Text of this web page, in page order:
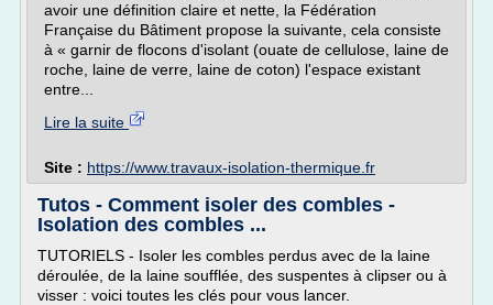
avoir une définition claire et nette, la Fédération
Française du Bâtiment propose la suivante, cela consiste
à « garnir de flocons d'isolant (ouate de cellulose, laine de
roche, laine de verre, laine de coton) l'espace existant
entre...
Lire la suite
Site : https://www.travaux-isolation-thermique.fr
Tutos - Comment isoler des combles -
Isolation des combles ...
TUTORIELS - Isoler les combles perdus avec de la laine
déroulée, de la laine soufflée, des suspentes à clipser ou à
visser : voici toutes les clés pour vous lancer.